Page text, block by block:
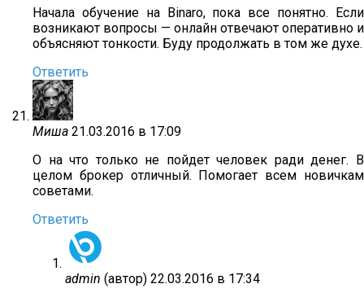
Начала обучение на Binaro, пока все понятно. Если
возникают вопросы — онлайн отвечают оперативно и
объясняют тонкости. Буду продолжать в том же духе.
Ответить
Миша 21.03.2016 в 17:09
О на что только не пойдет человек ради денег. В
целом брокер отличный. Помогает всем новичкам
советами.
Ответить
admin (автор) 22.03.2016 в 17:34